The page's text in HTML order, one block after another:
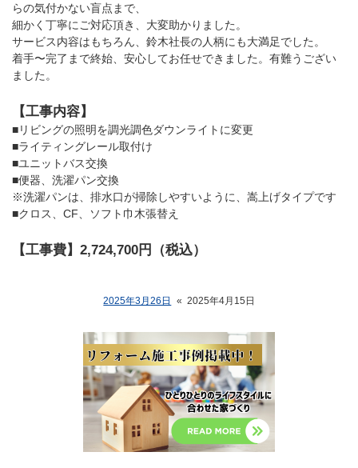
らの気付かない盲点まで、
細かく丁寧にご対応頂き、大変助かりました。
サービス内容はもちろん、鈴木社長の人柄にも大満足でした。
着手〜完了まで終始、安心してお任せできました。有難うござい
ました。
【工事内容】
■リビングの照明を調光調色ダウンライトに変更
■ライティングレール取付け
■ユニットバス交換
■便器、洗濯パン交換
※洗濯パンは、排水口が掃除しやすいように、嵩上げタイプです
■クロス、CF、ソフト巾木張替え
【工事費】2,724,700円（税込）
2025年3月26日 « 2025年4月15日